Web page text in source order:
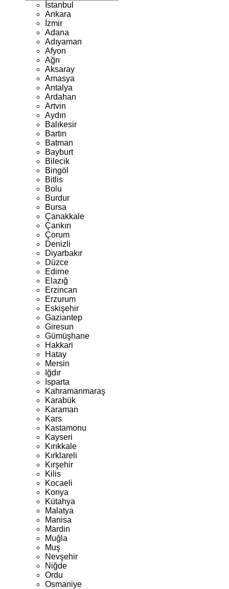
İstanbul
Ankara
İzmir
Adana
Adıyaman
Afyon
Ağrı
Aksaray
Amasya
Antalya
Ardahan
Artvin
Aydın
Balıkesir
Bartın
Batman
Bayburt
Bilecik
Bingöl
Bitlis
Bolu
Burdur
Bursa
Çanakkale
Çankırı
Çorum
Denizli
Diyarbakır
Düzce
Edirne
Elazığ
Erzincan
Erzurum
Eskişehir
Gaziantep
Giresun
Gümüşhane
Hakkari
Hatay
Mersin
Iğdır
Isparta
Kahramanmaraş
Karabük
Karaman
Kars
Kastamonu
Kayseri
Kırıkkale
Kırklareli
Kırşehir
Kilis
Kocaeli
Konya
Kütahya
Malatya
Manisa
Mardin
Muğla
Muş
Nevşehir
Niğde
Ordu
Osmaniye